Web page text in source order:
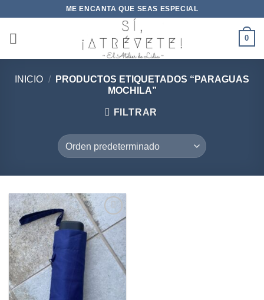
contenido
ME ENCANTA QUE SEAS ESPECIAL
0
INICIO /
PRODUCTOS ETIQUETADOS “PARAGUAS
MOCHILA”
FILTRAR
Añadir
a la
lista de
deseos